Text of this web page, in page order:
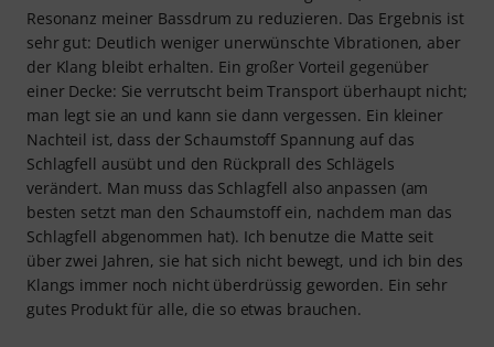
Resonanz meiner Bassdrum zu reduzieren. Das Ergebnis ist
sehr gut: Deutlich weniger unerwünschte Vibrationen, aber
der Klang bleibt erhalten. Ein großer Vorteil gegenüber
einer Decke: Sie verrutscht beim Transport überhaupt nicht;
man legt sie an und kann sie dann vergessen. Ein kleiner
Nachteil ist, dass der Schaumstoff Spannung auf das
Schlagfell ausübt und den Rückprall des Schlägels
verändert. Man muss das Schlagfell also anpassen (am
besten setzt man den Schaumstoff ein, nachdem man das
Schlagfell abgenommen hat). Ich benutze die Matte seit
über zwei Jahren, sie hat sich nicht bewegt, und ich bin des
Klangs immer noch nicht überdrüssig geworden. Ein sehr
gutes Produkt für alle, die so etwas brauchen.